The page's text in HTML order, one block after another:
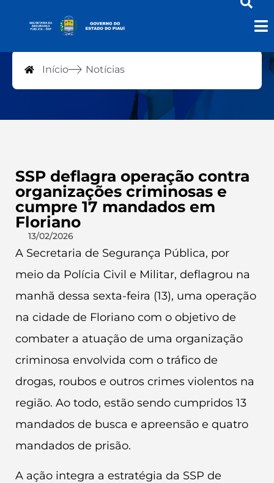
Notícias
Início Notícias
SSP deflagra operação contra
organizações criminosas e
cumpre 17 mandados em
Floriano
13/02/2026
A Secretaria de Segurança Pública, por
meio da Polícia Civil e Militar, deflagrou na
manhã dessa sexta-feira (13), uma operação
na cidade de Floriano com o objetivo de
combater a atuação de uma organização
criminosa envolvida com o tráfico de
drogas, roubos e outros crimes violentos na
região. Ao todo, estão sendo cumpridos 13
mandados de busca e apreensão e quatro
mandados de prisão.
A ação integra a estratégia da SSP de